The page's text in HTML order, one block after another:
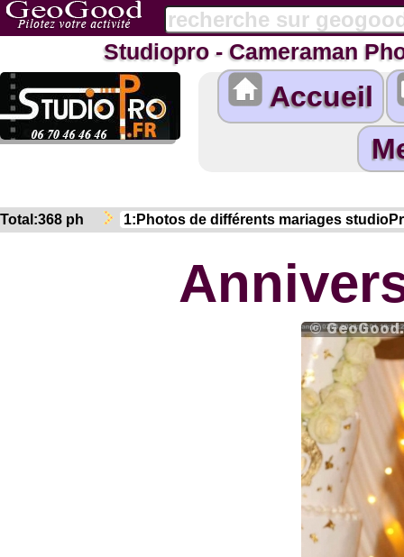
Studiopro - Cameraman
Accueil
Total:368 ph